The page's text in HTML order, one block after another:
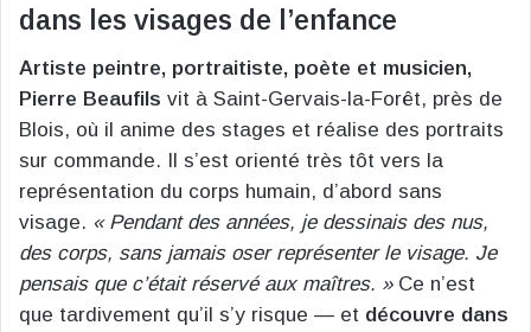
dans les visages de l’enfance
Artiste peintre, portraitiste, poète et musicien,
Pierre Beaufils vit à Saint-Gervais-la-Forêt, près de
Blois, où il anime des stages et réalise des portraits
sur commande. Il s’est orienté très tôt vers la
représentation du corps humain, d’abord sans
visage. « Pendant des années, je dessinais des nus,
des corps, sans jamais oser représenter le visage. Je
pensais que c’était réservé aux maîtres. »Ce n’est
que tardivement qu’il s’y risque — et découvre dans